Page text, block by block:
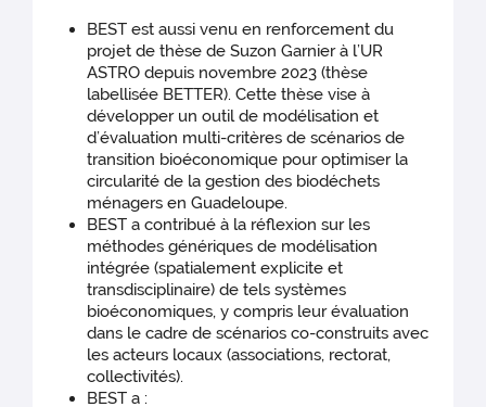
BEST est aussi venu en renforcement du
projet de thèse de Suzon Garnier à l’UR
ASTRO depuis novembre 2023 (thèse
labellisée BETTER). Cette thèse vise à
développer un outil de modélisation et
d’évaluation multi-critères de scénarios de
transition bioéconomique pour optimiser la
circularité de la gestion des biodéchets
ménagers en Guadeloupe.
BEST a contribué à la réflexion sur les
méthodes génériques de modélisation
intégrée (spatialement explicite et
transdisciplinaire) de tels systèmes
bioéconomiques, y compris leur évaluation
dans le cadre de scénarios co-construits avec
les acteurs locaux (associations, rectorat,
collectivités).
BEST a :